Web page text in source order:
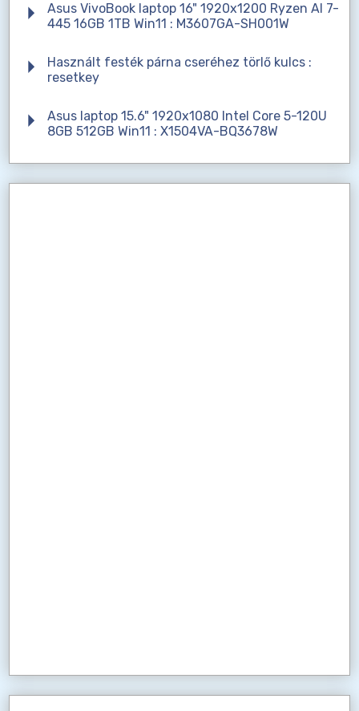
Asus VivoBook laptop 16" 1920x1200 Ryzen AI 7-
445 16GB 1TB Win11 : M3607GA-SH001W
Használt festék párna cseréhez törlő kulcs :
resetkey
Asus laptop 15.6" 1920x1080 Intel Core 5-120U
8GB 512GB Win11 : X1504VA-BQ3678W